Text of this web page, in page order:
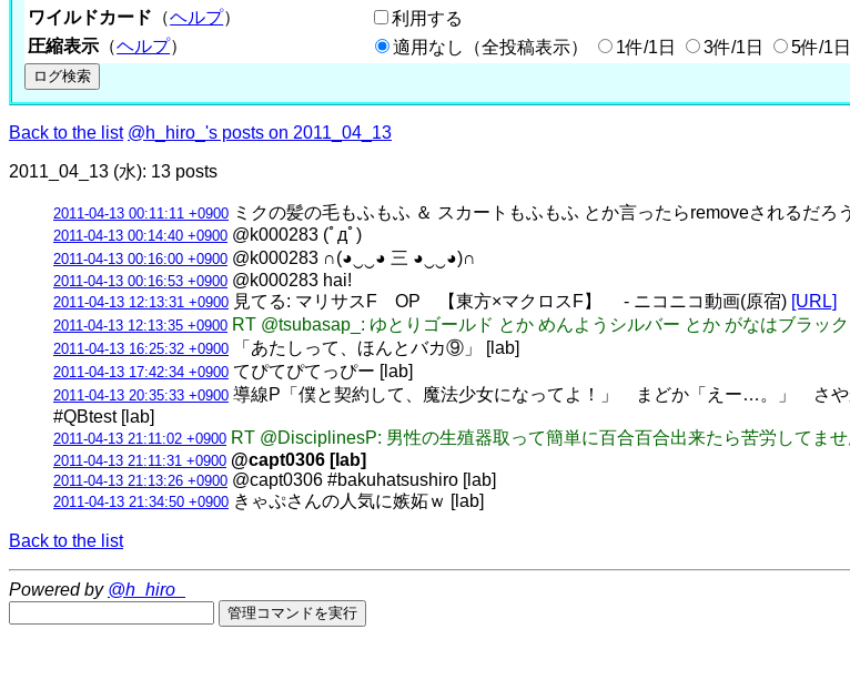
ワイルドカード （ヘルプ）
利用する
圧縮表示 （ヘルプ） 適用なし（全投稿表示） 1件/1日 3件/1日 5件/1日
Back to the list @h_hiro_'s posts on 2011_04_13
2011_04_13 (水): 13 posts
2011-04-13 00:11:11 +0900 ミクの髪の毛もふもふ ＆ スカートもふもふ とか言ったらremoveされるだろ
2011-04-13 00:14:40 +0900 @k000283 (ﾟдﾟ)
2011-04-13 00:16:00 +0900 @k000283 ∩(◕‿‿◕ 三 ◕‿‿◕)∩
2011-04-13 00:16:53 +0900 @k000283 hai!
2011-04-13 12:13:31 +0900 見てる: マリサスF OP 【東方×マクロスF】 ‐ ニコニコ動画(原宿) [URL]
2011-04-13 12:13:35 +0900 RT @tsubasap_: ゆとりゴールド とか めんようシルバー とか がなはブラッ
2011-04-13 16:25:32 +0900 「あたしって、ほんとバカ⑨」 [lab]
2011-04-13 17:42:34 +0900 てぴてぴてっぴー [lab]
2011-04-13 20:35:33 +0900 導線P「僕と契約して、魔法少女になってよ！」 まどか「えー…。」 さ
#QBtest [lab]
2011-04-13 21:11:02 +0900 RT @DisciplinesP: 男性の生殖器取って簡単に百合百合出来たら苦労してませ
2011-04-13 21:11:31 +0900 @capt0306 [lab]
2011-04-13 21:13:26 +0900 @capt0306 #bakuhatsushiro [lab]
2011-04-13 21:34:50 +0900 きゃぷさんの人気に嫉妬ｗ [lab]
Back to the list
Powered by @h_hiro_